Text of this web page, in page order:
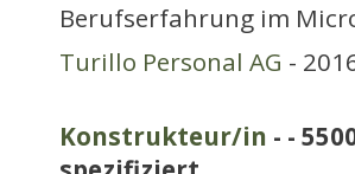
Berufserfahrung im
Turillo Personal AG -
Konstrukteur/in - -